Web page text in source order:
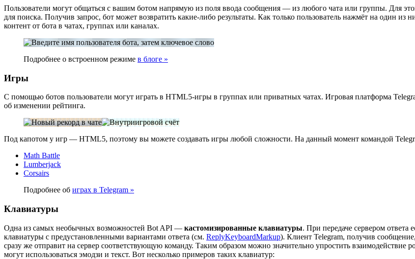
Пользователи могут общаться с вашим ботом напрямую из поля ввода сообщения — из любого чата или группы. Для
для поиска. Получив запрос, бот может возвратить какие-либо результаты. Как только пользователь нажмёт на один
контент от бота в чатах, группах или каналах.
Подробнее о встроенном режиме в блоге »
Игры
С помощью ботов пользователи могут играть в HTML5-игры в группах или приватных чатах. Игровая платформа
об изменении рейтинга.
Под капотом у игр — HTML5, поэтому вы можете создавать игры любой сложности. На данный момент командой
Math Battle
Lumberjack
Corsairs
Подробнее об играх в Telegram »
Клавиатуры
Одна из самых необычных возможностей Bot API — кастомизированные клавиатуры. При передаче сервером ответа
клавиатуры с предустановленными вариантами ответа (см. ReplyKeyboardMarkup). Клиент Telegram, получив
сразу же отправит на сервер соответствующую команду. Таким образом можно значительно упростить
могут использоваться эмодзи и текст. Вот несколько примеров таких клавиатур: